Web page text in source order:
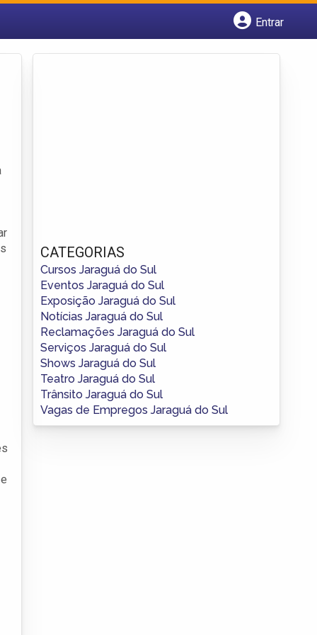
Entrar
CATEGORIAS
Cursos Jaraguá do Sul
Eventos Jaraguá do Sul
Exposição Jaraguá do Sul
Notícias Jaraguá do Sul
Reclamações Jaraguá do Sul
Serviços Jaraguá do Sul
Shows Jaraguá do Sul
Teatro Jaraguá do Sul
Trânsito Jaraguá do Sul
Vagas de Empregos Jaraguá do Sul